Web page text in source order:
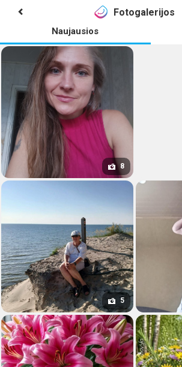
Fotogalerijos
Naujausios
8
5